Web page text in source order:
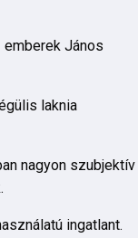
emberek János
laknia
nagyon szubjektív
ingatlant.